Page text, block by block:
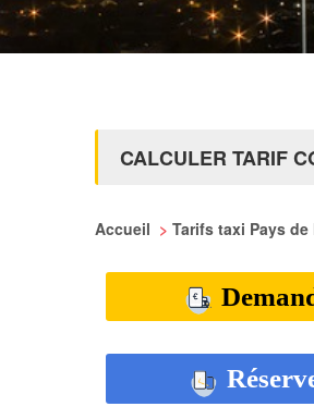
CALCULER TARIF
Accueil > Tarifs taxi Pays